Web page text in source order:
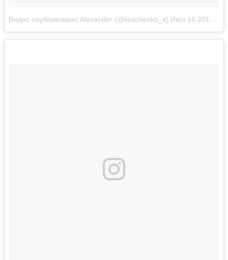
Видео опубликовано Alexander (@lisachenko_it) Июл 16 2016 в 4:16 PDT